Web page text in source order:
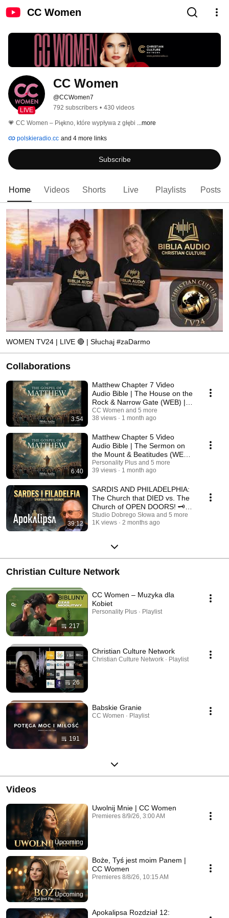
CC Women
LIVE
CC Women
@CCWomen7
792 subscribers • 430 videos
💗 CC Women – Piękno, które wypływa z głębi ...more
polskieradio.cc and 4 more links
Subscribe
Home Videos Shorts Live Playlists Posts
WOMEN TV24 | LIVE 🔴 | Słuchaj #zaDarmo
Collaborations
3:54
Matthew Chapter 7 Video
Audio Bible | The House on the
Rock & Narrow Gate (WEB) |
Christian Culture
CC Women and 5 more
38 views
1 month ago
6:40
Matthew Chapter 5 Video
Audio Bible | The Sermon on
the Mount & Beatitudes (WEB)
| Christian Culture
Personality Plus and 5 more
39 views
1 month ago
39:12
SARDIS AND PHILADELPHIA:
The Church that DIED vs. The
Church of OPEN DOORS! 🗝️💀
Ep. 5
Studio Dobrego Słowa and 5 more
1K views
2 months ago
Christian Culture Network
217
CC Women – Muzyka dla
Kobiet
Personality Plus · Playlist
26
Christian Culture Network
Christian Culture Network · Playlist
191
Babskie Granie
CC Women · Playlist
Videos
Upcoming
Uwolnij Mnie | CC Women
Premieres 8/9/26, 3:00 AM
Upcoming
Boże, Tyś jest moim Panem |
CC Women
Premieres 8/8/26, 10:15 AM
Apokalipsa Rozdział 12: